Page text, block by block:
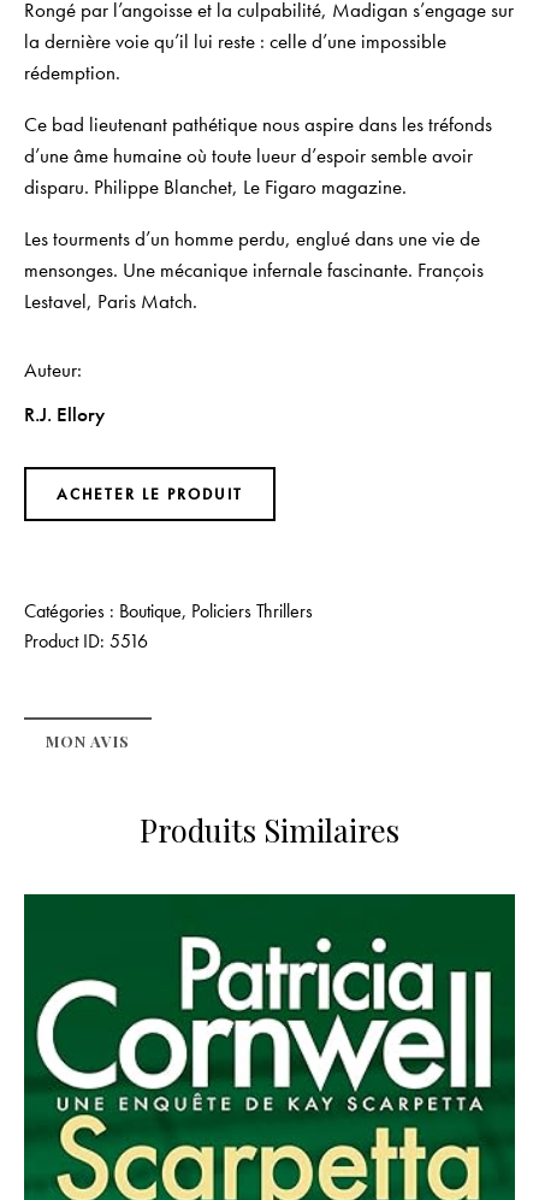
Rongé par l’angoisse et la culpabilité, Madigan s’engage sur
la dernière voie qu’il lui reste : celle d’une impossible
rédemption.
Ce bad lieutenant pathétique nous aspire dans les tréfonds
d’une âme humaine où toute lueur d’espoir semble avoir
disparu. Philippe Blanchet, Le Figaro magazine.
Les tourments d’un homme perdu, englué dans une vie de
mensonges. Une mécanique infernale fascinante. François
Lestavel, Paris Match.
Auteur
R.J. Ellory
ACHETER LE PRODUIT
Catégories : Boutique, Policiers Thrillers
Product ID: 5516
MON AVIS
Produits Similaires